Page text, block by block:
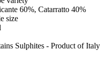
60%, Catarratto 40%
size
Sulphites - Product of Italy